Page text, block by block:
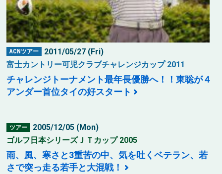
ACNツアー
2011/05/27 (Fri)
富士カントリー可児クラブチャレンジカップ 2011
チャレンジトーナメント最年長優勝へ！！東聡が４
アンダー首位タイの好スタート
ツアー
2005/12/05 (Mon)
ゴルフ日本シリーズＪＴカップ 2005
雨、風、寒さと3重苦の中、気を吐くベテラン、若
さで突っ走る若手と大混戦！